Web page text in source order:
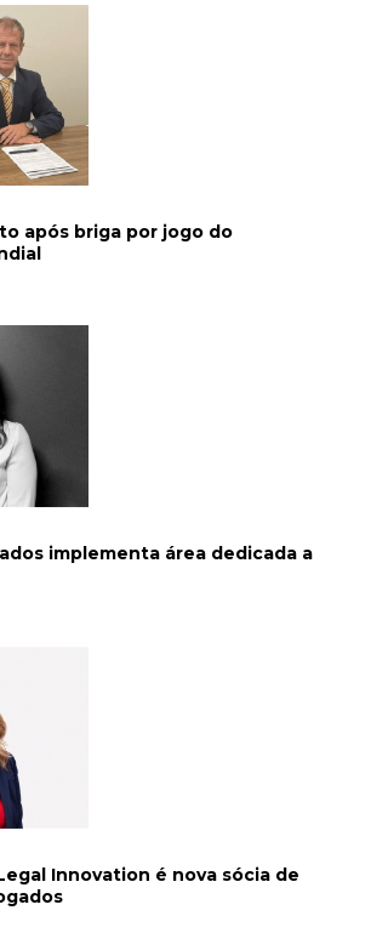
após briga por jogo do
implementa área dedicada a
Innovation é nova sócia de